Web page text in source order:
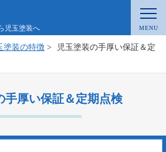
児玉塗装へ
塗装の特徴 >
児玉塗装の手厚い保証＆定
手厚い保証＆定期点検